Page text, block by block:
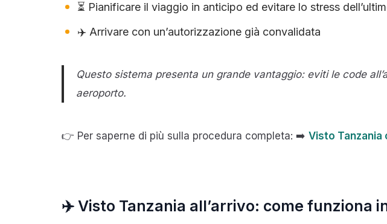
⏳ Pianificare il viaggio in anticipo ed evitare lo stress
✈️ Arrivare con un’autorizzazione già convalidata
Questo sistema presenta un grande vantaggio: eviti le code
aeroporto.
👉 Per saperne di più sulla procedura completa: ➡️ Visto Tanzania
✈️ Visto Tanzania all’arrivo: come funziona